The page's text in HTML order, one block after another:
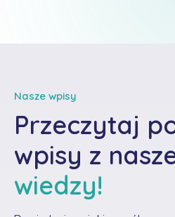
Nasze wpisy
Przeczytaj
wpisy z
wiedzy!